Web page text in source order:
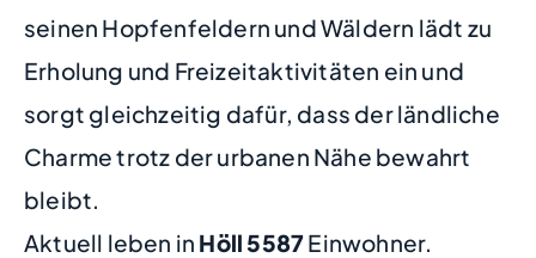
seinen Hopfenfeldern und Wäldern lädt zu
Erholung und Freizeitaktivitäten ein und
sorgt gleichzeitig dafür, dass der ländliche
Charme trotz der urbanen Nähe bewahrt
bleibt.
Aktuell leben in Höll5587Einwohner.